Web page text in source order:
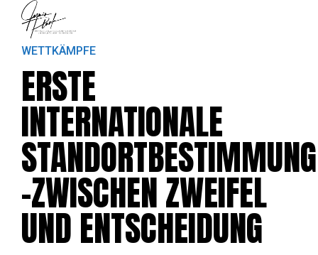
WETTKÄMPFE
ERSTE
INTERNATIONALE
STANDORTBESTIMMUNG
-ZWISCHEN ZWEIFEL
UND ENTSCHEIDUNG